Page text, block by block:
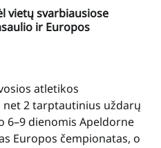
vietų svarbiausiose
ir Europos
atletikos
2 tarptautinius uždarų
6–9 dienomis Apeldorne
Europos čempionatas, o